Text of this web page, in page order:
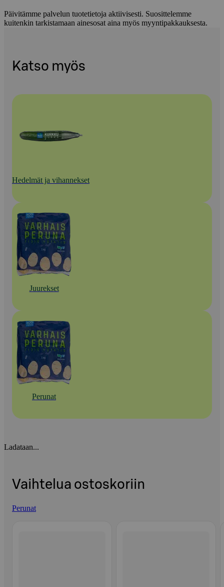
Päivitämme palvelun tuotetietoja aktiivisesti. Suosittelemme
kuitenkin tarkistamaan ainesosat aina myös myyntipakkauksesta.
Katso myös
Hedelmät ja vihannekset
Juurekset
Perunat
Ladataan...
Vaihtelua ostoskoriin
Perunat